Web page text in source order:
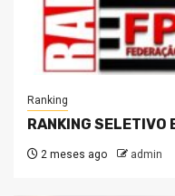
Ranking
RANKING
2 meses ago admin